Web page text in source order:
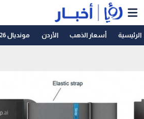
الرئيسية أسعار الذهب الأردن مونديال 2026